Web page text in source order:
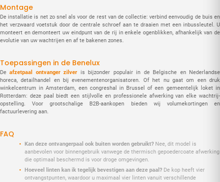
Montage
De installatie is net zo snel als voor de rest van de collectie: verbind eenvoudig de buis en
het verzwaard voetstuk door de centrale schroef aan te draaien met een inbussleutel. U
monteert en demonteert uw eindpunt van de rij in enkele ogenblikken, afhankelijk van de
evolutie van uw wachtrijen en af te bakenen zones.
Toepassingen in de Benelux
Deafzetpaal ontvanger zilver is bijzonder populair in de Belgische en Nederlandse
horeca, detailhandel en bij evenementenorganisatoren. Of het nu gaat om een druk
winkelcentrum in Amsterdam, een congreshal in Brussel of een gemeentelijk loket in
Rotterdam: deze paal biedt een stijlvolle en professionele afwerking van elke wachtrij-
opstelling. Voor grootschalige B2B-aankopen bieden wij volumekortingen en
factuurlevering aan.
FAQ
Kan deze ontvangerpaal ook buiten worden gebruikt? Nee, dit model is
aanbevolen voor binnengebruik vanwege de thermisch gepoedercoate afwerking
die optimaal beschermd is voor droge omgevingen.
Hoeveel linten kan ik tegelijk bevestigen aan deze paal? De kop heeft vier
ontvangstpunten, waardoor u maximaal vier linten vanuit verschillende